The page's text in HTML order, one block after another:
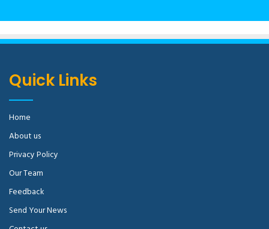
Quick Links
Home
About us
Privacy Policy
Our Team
Feedback
Send Your News